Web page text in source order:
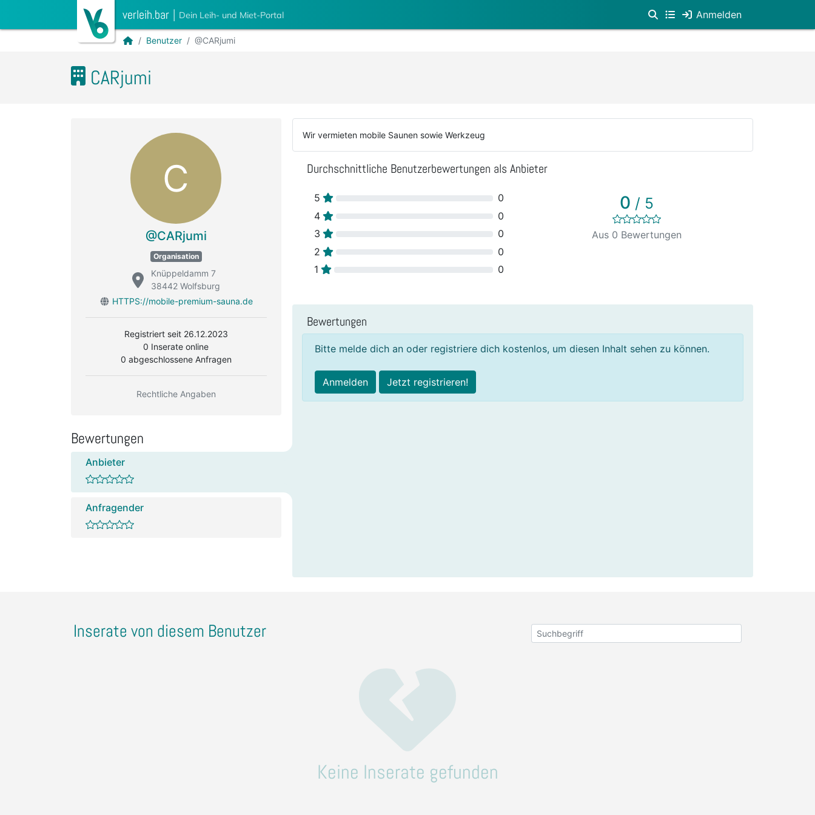
verleih.bar | Dein Leih- und Miet-Portal Anmelden
Benutzer @CARjumi
CARjumi
C
@CARjumi
Organisation
Knüppeldamm 7
38442 Wolfsburg
HTTPS://mobile-premium-sauna.de
Registriert seit 26.12.2023
0 Inserate online
0 abgeschlossene Anfragen
Rechtliche Angaben
Bewertungen
Anbieter
Anfragender
Wir vermieten mobile Saunen sowie Werkzeug
Durchschnittliche Benutzerbewertungen als Anbieter
5
0
4
0
3
0
2
0
1
0
0 / 5
Aus 0 Bewertungen
Bewertungen
Bitte melde dich an oder registriere dich kostenlos, um diesen Inhalt sehen zu können.
Anmelden Jetzt registrieren!
Inserate von diesem Benutzer
Keine Inserate gefunden